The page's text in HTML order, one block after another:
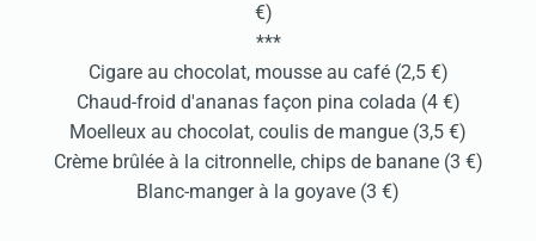
€)
***
Cigare au chocolat, mousse au café (2,5 €)
Chaud-froid d'ananas façon pina colada (4 €)
Moelleux au chocolat, coulis de mangue (3,5 €)
Crème brûlée à la citronnelle, chips de banane (3 €)
Blanc-manger à la goyave (3 €)